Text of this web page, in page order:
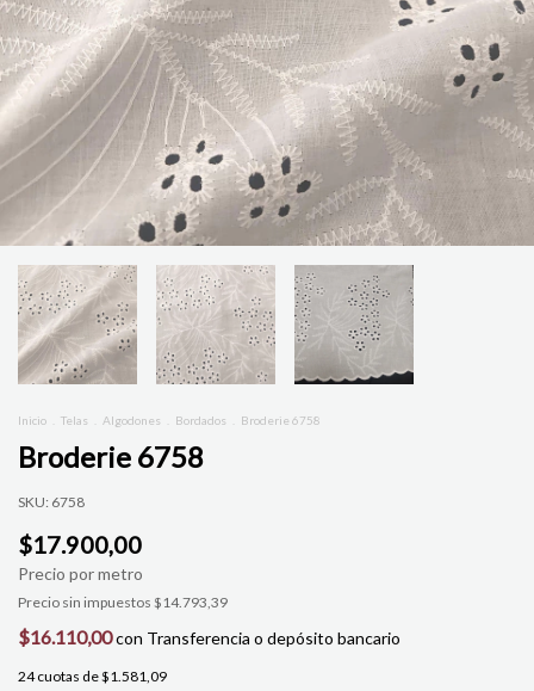
Inicio Telas Algodones Bordados Broderie 6758
Broderie 6758
SKU: 6758
$17.900,00
Precio sin impuestos $14.793,39
$16.110,00con Transferencia o depósito bancario
24 cuotas de$1.581,09